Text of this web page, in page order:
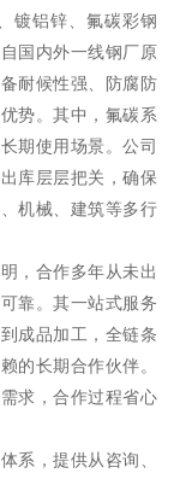
镀铝锌、氟碳彩钢
国内外一线钢厂原
耐候性强、防腐防
势。其中，氟碳系
期使用场景。公司
库层层把关，确保
机械、建筑等多行
，合作多年从未出
靠。其一站式服务
成品加工，全链条
的长期合作伙伴。
求，合作过程省心
系，提供从咨询、